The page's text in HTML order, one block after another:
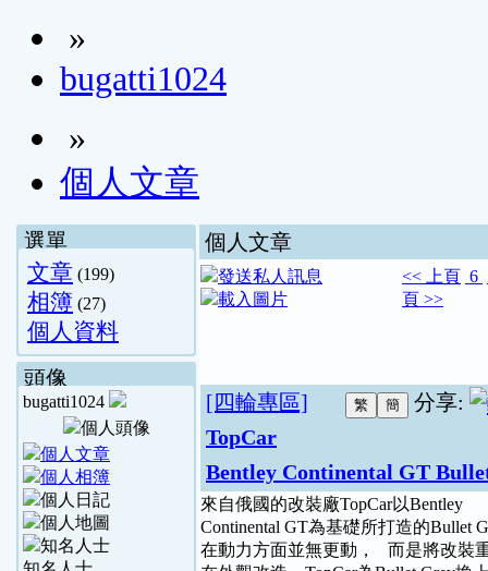
»
bugatti1024
»
個人文章
選單
文章 (199)
相簿 (27)
個人資料
頭像
bugatti1024
個人文章
<< 上頁 6
頁 >>
分享:
[四輪專區]
TopCar
Bentley Continental GT
來自俄國的改裝廠TopCar以Bentley
Continental GT為基礎所打造的Bullet
在動力方面並無更動， 而是將改裝